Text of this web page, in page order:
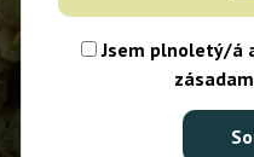
Jsem plnoletý/á